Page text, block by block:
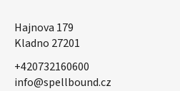
Hajnova 179
Kladno 27201
+420732160600
​info@spellbound.cz